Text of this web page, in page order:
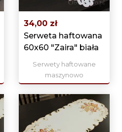
34,00 zł
Serweta haftowana
60x60 "Zaira" biała
Serwety haftowane
maszynowo